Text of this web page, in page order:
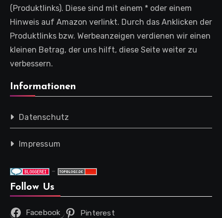
(Produktlinks). Diese sind mit einem * oder einem
Hinweis auf Amazon verlinkt. Durch das Anklicken der
Produktlinks bzw. Werbeanzeigen verdienen wir einen
kleinen Betrag, der uns hilft, diese Seite weiter zu
verbessern.
Informationen
Datenschutz
Impressum
-
Follow Us
Facebook Pinterest